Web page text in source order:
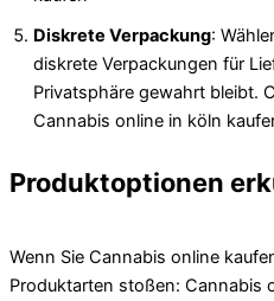
Diskrete Verpackung:
diskrete Verpackungen für
Privatsphäre gewahrt bleibt.
Cannabis online in köln
Produktoptionen
Wenn Sie Cannabis online
Produktarten stoßen: Cannabis